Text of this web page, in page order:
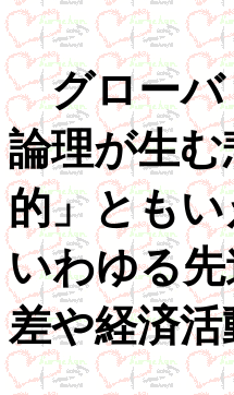
グローバ
論理が生
的」とも
いわゆる
差や経済